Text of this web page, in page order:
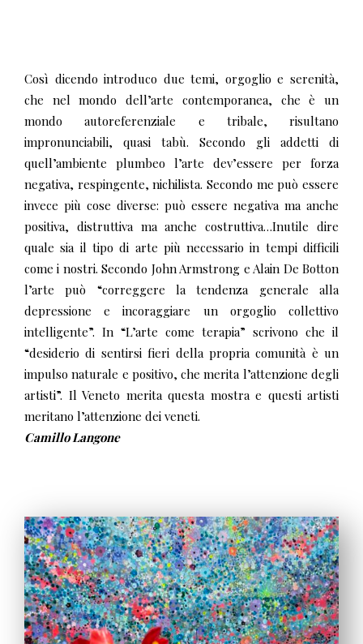
Così dicendo introduco due temi, orgoglio e serenità,
che nel mondo dell’arte contemporanea, che è un
mondo autoreferenziale e tribale, risultano
impronunciabili, quasi tabù. Secondo gli addetti di
quell’ambiente plumbeo l’arte dev’essere per forza
negativa, respingente, nichilista. Secondo me può essere
invece più cose diverse: può essere negativa ma anche
positiva, distruttiva ma anche costruttiva…Inutile dire
quale sia il tipo di arte più necessario in tempi difficili
come i nostri. Secondo John Armstrong e Alain De Botton
l’arte può “correggere la tendenza generale alla
depressione e incoraggiare un orgoglio collettivo
intelligente”. In “L’arte come terapia” scrivono che il
“desiderio di sentirsi fieri della propria comunità è un
impulso naturale e positivo, che merita l’attenzione degli
artisti”. Il Veneto merita questa mostra e questi artisti
meritano l’attenzione dei veneti.
Camillo Langone